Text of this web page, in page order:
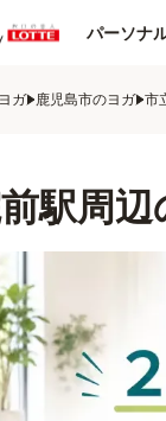
パーソナ
ガ 鹿児島市のヨガ 市
駅周